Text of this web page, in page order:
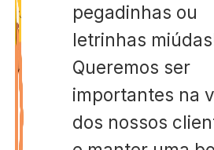
pegadinhas ou
letrinhas
Queremos ser
importantes na
dos nossos